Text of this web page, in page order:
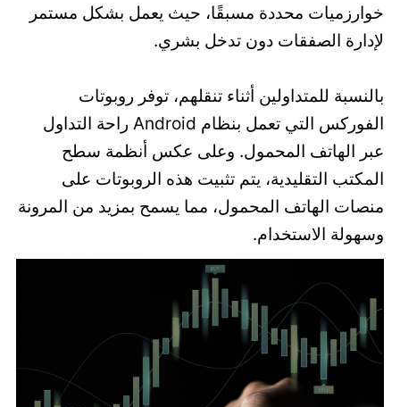
خوارزميات محددة مسبقًا، حيث يعمل بشكل مستمر
لإدارة الصفقات دون تدخل بشري.
بالنسبة للمتداولين أثناء تنقلهم، توفر روبوتات
الفوركس التي تعمل بنظام Android راحة التداول
عبر الهاتف المحمول. وعلى عكس أنظمة سطح
المكتب التقليدية، يتم تثبيت هذه الروبوتات على
منصات الهاتف المحمول، مما يسمح بمزيد من المرونة
وسهولة الاستخدام.